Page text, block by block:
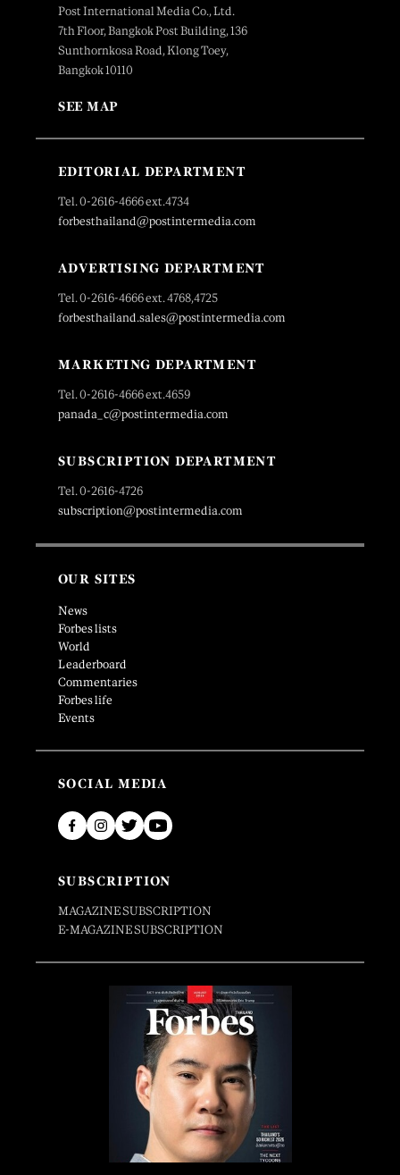
Post International Media Co., Ltd.
7th Floor, Bangkok Post Building, 136
Sunthornkosa Road, Klong Toey,
Bangkok 10110
SEE MAP
EDITORIAL DEPARTMENT
Tel. 0-2616-4666 ext.4734
forbesthailand@postintermedia.com
ADVERTISING DEPARTMENT
Tel. 0-2616-4666 ext. 4768,4725
forbesthailand.sales@postintermedia.com
MARKETING DEPARTMENT
Tel. 0-2616-4666 ext.4659
panada_c@postintermedia.com
SUBSCRIPTION DEPARTMENT
Tel. 0-2616-4726
subscription@postintermedia.com
OUR SITES
News
Forbes lists
World
Leaderboard
Commentaries
Forbes life
Events
SOCIAL MEDIA
SUBSCRIPTION
MAGAZINE SUBSCRIPTION
E-MAGAZINE SUBSCRIPTION